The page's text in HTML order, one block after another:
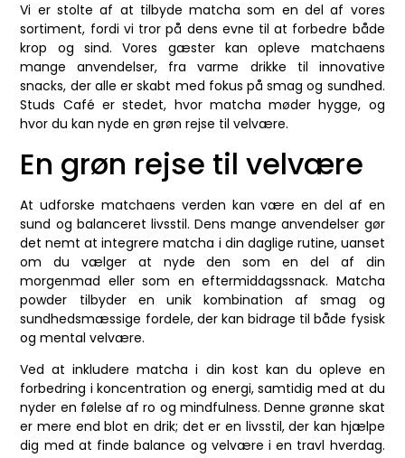
Vi er stolte af at tilbyde matcha som en del af vores
sortiment, fordi vi tror på dens evne til at forbedre både
krop og sind. Vores gæster kan opleve matchaens
mange anvendelser, fra varme drikke til innovative
snacks, der alle er skabt med fokus på smag og sundhed.
Studs Café er stedet, hvor matcha møder hygge, og
hvor du kan nyde en grøn rejse til velvære.
En grøn rejse til velvære
At udforske matchaens verden kan være en del af en
sund og balanceret livsstil. Dens mange anvendelser gør
det nemt at integrere matcha i din daglige rutine, uanset
om du vælger at nyde den som en del af din
morgenmad eller som en eftermiddagssnack. Matcha
powder tilbyder en unik kombination af smag og
sundhedsmæssige fordele, der kan bidrage til både fysisk
og mental velvære.
Ved at inkludere matcha i din kost kan du opleve en
forbedring i koncentration og energi, samtidig med at du
nyder en følelse af ro og mindfulness. Denne grønne skat
er mere end blot en drik; det er en livsstil, der kan hjælpe
dig med at finde balance og velvære i en travl hverdag.